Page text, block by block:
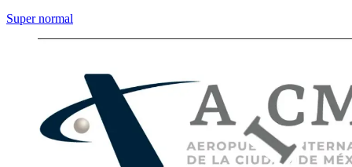
Super normal